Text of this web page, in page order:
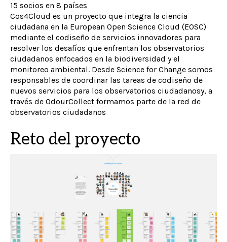
15 socios en 8 países
Cos4Cloud es un proyecto que integra la ciencia
ciudadana en la European Open Science Cloud (EOSC)
mediante el codiseño de servicios innovadores para
resolver los desafíos que enfrentan los observatorios
ciudadanos enfocados en la biodiversidad y el
monitoreo ambiental. Desde Science for Change somos
responsables de coordinar las tareas de codiseño de
nuevos servicios para los observatorios ciudadanosy, a
través de OdourCollect formamos parte de la red de
observatorios ciudadanos
Reto del proyecto